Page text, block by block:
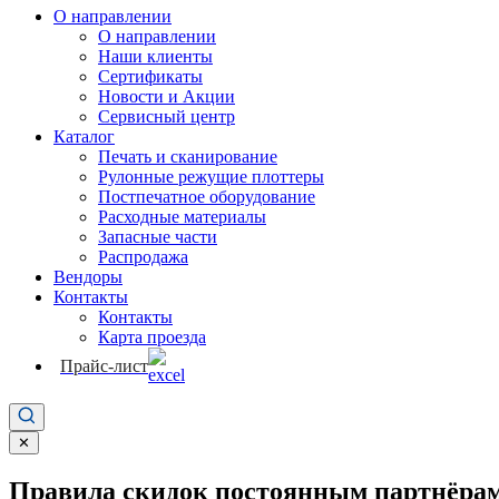
О направлении
О направлении
Наши клиенты
Сертификаты
Новости и Акции
Сервисный центр
Каталог
Печать и сканирование
Рулонные режущие плоттеры
Постпечатное оборудование
Расходные материалы
Запасные части
Распродажа
Вендоры
Контакты
Контакты
Карта проезда
Прайс-лист
✕
Правила скидок постоянным